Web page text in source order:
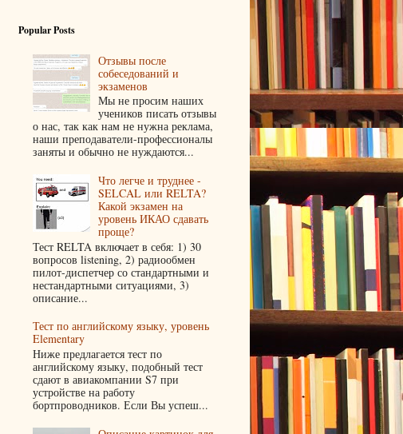
Popular Posts
Отзывы после
собеседований и
экзаменов
Мы не просим наших
учеников писать отзывы
о нас, так как нам не нужна реклама,
наши преподаватели-профессионалы
заняты и обычно не нуждаются...
Что легче и труднее -
SELCAL или RELTA?
Какой экзамен на
уровень ИКАО сдавать
проще?
Тест RELTA включает в себя: 1) 30
вопросов listening, 2) радиообмен
пилот-диспетчер со стандартными и
нестандартными ситуациями, 3)
описание...
Тест по английскому языку, уровень
Elementary
Ниже предлагается тест по
английскому языку, подобный тест
сдают в авиакомпании S7 при
устройстве на работу
бортпроводников. Если Вы успеш...